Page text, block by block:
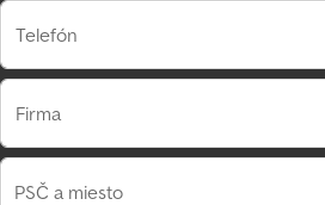
Telefón
Firma
PSČ a miesto